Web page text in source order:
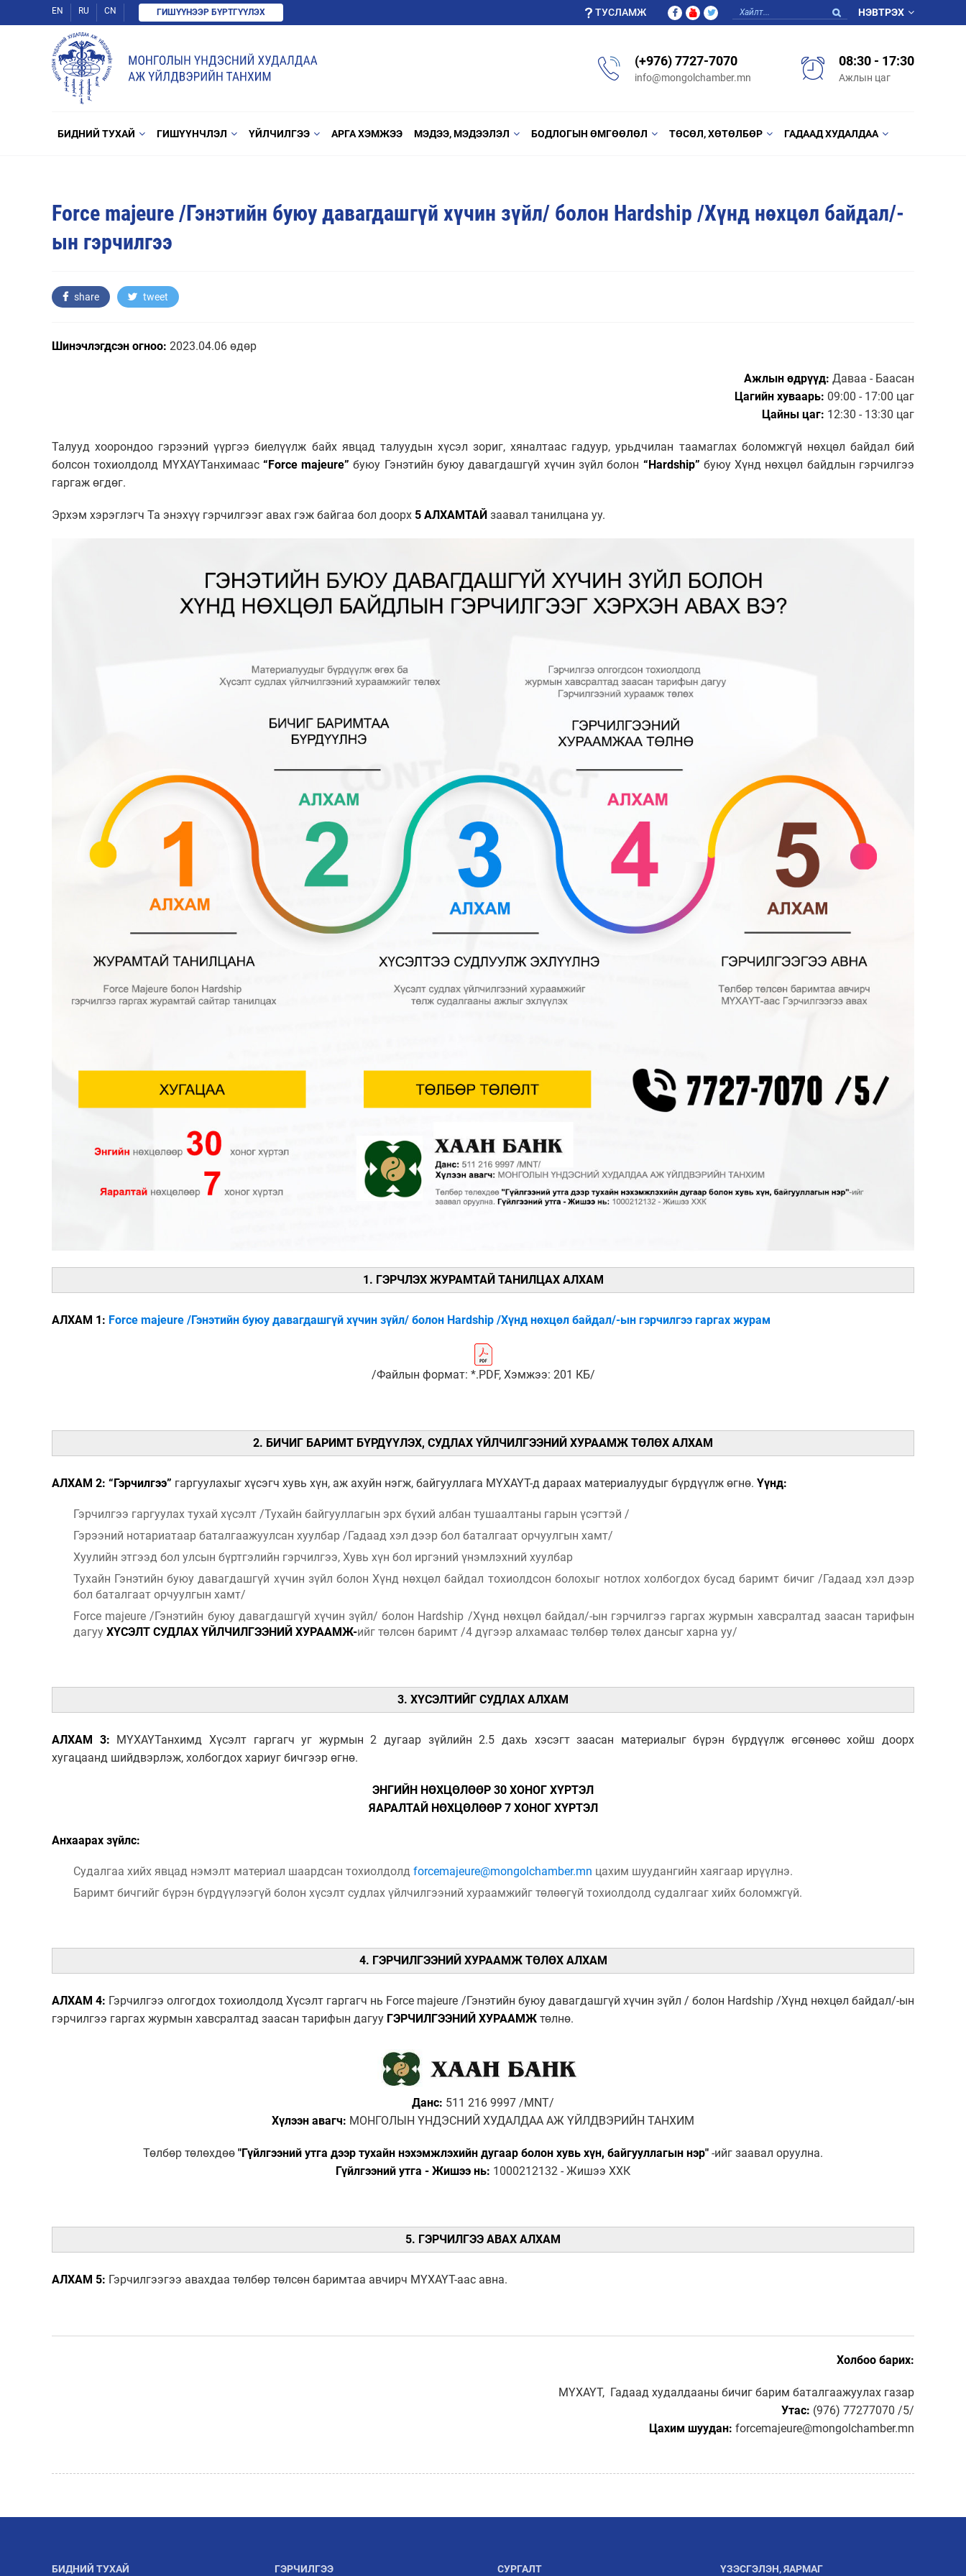
EN RU CN ГИШҮҮНЭЭР БҮРТГҮҮЛЭХ ТУСЛАМЖ НЭВТРЭХ
(+976) 7727-7070
info@mongolchamber.mn
08:30 - 17:30
Ажлын цаг
БИДНИЙ ТУХАЙ ГИШҮҮНЧЛЭЛ ҮЙЛЧИЛГЭЭ АРГА ХЭМЖЭЭ МЭДЭЭ, МЭДЭЭЛЭЛ БОДЛОГЫН ӨМГӨӨЛӨЛ ТӨСӨЛ, ХӨТӨЛБӨР ГАДААД ХУДАЛДАА
Force majeure /Гэнэтийн буюу давагдашгүй хүчин зүйл/ болон Hardship /Хүнд нөхцөл байдал/-
ын гэрчилгээ
share tweet
Шинэчлэгдсэн огноо: 2023.04.06 өдөр
Ажлын өдрүүд: Даваа - Баасан
Цагийн хуваарь: 09:00 - 17:00 цаг
Цайны цаг: 12:30 - 13:30 цаг
Талууд хоорондоо гэрээний үүргээ биелүүлж байх явцад талуудын хүсэл зориг, хяналтаас гадуур, урьдчилан таамаглах боломжгүй нөхцөл байдал бий
болсон тохиолдолд МҮХАҮТанхимаас“Force majeure”буюу Гэнэтийн буюу давагдашгүй хүчин зүйл болон “Hardship” буюу Хүнд нөхцөл байдлын гэрчилгээ
гаргаж өгдөг.
Эрхэм хэрэглэгч Та энэхүү гэрчилгээг авах гэж байгаа бол доорх 5 АЛХАМТАЙ заавал танилцана уу.
1. ГЭРЧЛЭХ ЖУРАМТАЙ ТАНИЛЦАХ АЛХАМ
АЛХАМ 1: Force majeure /Гэнэтийн буюу давагдашгүй хүчин зүйл/ болон Hardship /Хүнд нөхцөл байдал/-ын гэрчилгээ гаргах журам
/Файлын формат: *.PDF, Хэмжээ: 201 КБ/
2. БИЧИГ БАРИМТ БҮРДҮҮЛЭХ, СУДЛАХ ҮЙЛЧИЛГЭЭНИЙ ХУРААМЖ ТӨЛӨХ АЛХАМ
АЛХАМ 2: “Гэрчилгээ” гаргуулахыг хүсэгч хувь хүн, аж ахуйн нэгж, байгууллага МҮХАҮТ-д дараах материалуудыг бүрдүүлж өгнө. Үүнд:
Гэрчилгээ гаргуулах тухай хүсэлт /Тухайн байгууллагын эрх бүхий албан тушаалтаны гарын үсэгтэй /
Гэрээний нотариатаар баталгаажуулсан хуулбар /Гадаад хэл дээр бол баталгаат орчуулгын хамт/
Хуулийн этгээд бол улсын бүртгэлийн гэрчилгээ, Хувь хүн бол иргэний үнэмлэхний хуулбар
Тухайн Гэнэтийн буюу давагдашгүй хүчин зүйл болон Хүнд нөхцөл байдал тохиолдсон болохыг нотлох холбогдох бусад баримт бичиг /Гадаад хэл дээр
бол баталгаат орчуулгын хамт/
Force majeure /Гэнэтийн буюу давагдашгүй хүчин зүйл/ болон Hardship /Хүнд нөхцөл байдал/-ын гэрчилгээ гаргах журмын хавсралтад заасан тарифын
дагуу ХҮСЭЛТ СУДЛАХ ҮЙЛЧИЛГЭЭНИЙ ХУРААМЖ-ийг төлсөн баримт /4 дүгээр алхамаас төлбөр төлөх дансыг харна уу/
3. ХҮСЭЛТИЙГ СУДЛАХ АЛХАМ
АЛХАМ 3: МҮХАҮТанхимд Хүсэлт гаргагч уг журмын 2 дугаар зүйлийн 2.5 дахь хэсэгт заасан материалыг бүрэн бүрдүүлж өгсөнөөс хойш доорх
хугацаанд шийдвэрлэж, холбогдох хариуг бичгээр өгнө.
ЭНГИЙН НӨХЦӨЛӨӨР 30 ХОНОГ ХҮРТЭЛ
ЯАРАЛТАЙ НӨХЦӨЛӨӨР 7 ХОНОГ ХҮРТЭЛ
Анхаарах зүйлс:
Судалгаа хийх явцад нэмэлт материал шаардсан тохиолдолд forcemajeure@mongolchamber.mn цахим шуудангийн хаягаар ирүүлнэ.
Баримт бичгийг бүрэн бүрдүүлээгүй болон хүсэлт судлах үйлчилгээний хураамжийг төлөөгүй тохиолдолд судалгааг хийх боломжгүй.
4. ГЭРЧИЛГЭЭНИЙ ХУРААМЖ ТӨЛӨХ АЛХАМ
АЛХАМ 4: Гэрчилгээ олгогдох тохиолдолд Хүсэлт гаргагч нь Force majeure /Гэнэтийн буюу давагдашгүй хүчин зүйл / болон Hardship /Хүнд нөхцөл байдал/-ын
гэрчилгээ гаргах журмын хавсралтад заасан тарифын дагуу ГЭРЧИЛГЭЭНИЙ ХУРААМЖ төлнө.
Данс: 511 216 9997 /MNT/
Хүлээн авагч: МОНГОЛЫН ҮНДЭСНИЙ ХУДАЛДАА АЖ ҮЙЛДВЭРИЙН ТАНХИМ
Төлбөр төлөхдөө "Гүйлгээний утга дээр тухайн нэхэмжлэхийн дугаар болон хувь хүн, байгууллагын нэр" -ийг заавал оруулна.
Гүйлгээний утга - Жишээ нь: 1000212132 - Жишээ ХХК
5. ГЭРЧИЛГЭЭ АВАХ АЛХАМ
АЛХАМ 5: Гэрчилгээгээ авахдаа төлбөр төлсөн баримтаа авчирч МҮХАҮТ-аас авна.
Холбоо барих:
МҮХАҮТ, Гадаад худалдааны бичиг барим баталгаажуулах газар
Утас: (976) 77277070 /5/
Цахим шуудан: forcemajeure@mongolchamber.mn
БИДНИЙ ТУХАЙ ГЭРЧИЛГЭЭ СУРГАЛТ ҮЗЭСГЭЛЭН, ЯАРМАГ